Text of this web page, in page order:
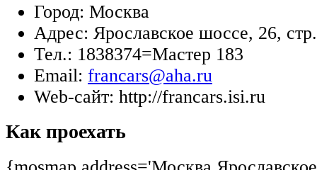
Город: Москва
Адрес: Ярославское шоссе, 26,
Тел.: 1838374=Мастер 183
Email: francars@aha.ru
Web-сайт: http://francars.isi.ru
Как проехать